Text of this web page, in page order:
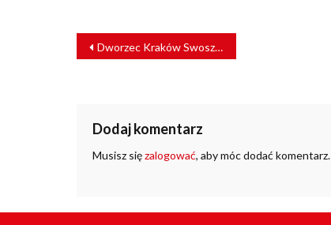
NAWIGACJA
WPISU
Dworzec Kraków Swoszowice przejdzie modernizację [WIZUALIZACJE]
Dodaj komentarz
Musisz sięzalogować, aby móc dodać komentarz.